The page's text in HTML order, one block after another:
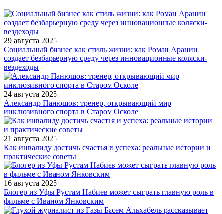
29 августа 2025
Социальный бизнес как стиль жизни: как Роман Аранин
создает безбарьерную среду через инновационные коляски-
вездеходы
24 августа 2025
Александр Панюшов: тренер, открывающий мир
инклюзивного спорта в Старом Осколе
21 августа 2025
Как инвалиду достичь счастья и успеха: реальные истории и
практические советы
16 августа 2025
Блогер из Уфы Рустам Набиев может сыграть главную роль в
фильме с Иваном Янковским